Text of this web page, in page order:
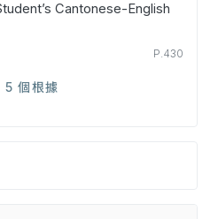
Cantonese-English
P.430
5 個根據